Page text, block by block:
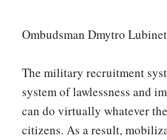
Ombudsman Dmytro
The military recruitment
system of lawlessness and
can do virtually whatever
citizens. As a result,